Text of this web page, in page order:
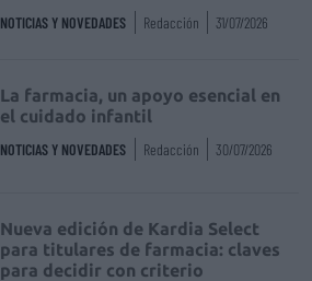
NOTICIAS Y NOVEDADES Redacción 31/07/2026
La farmacia, un apoyo esencial en
el cuidado infantil
NOTICIAS Y NOVEDADES Redacción 30/07/2026
Nueva edición de Kardia Select
para titulares de farmacia: claves
para decidir con criterio